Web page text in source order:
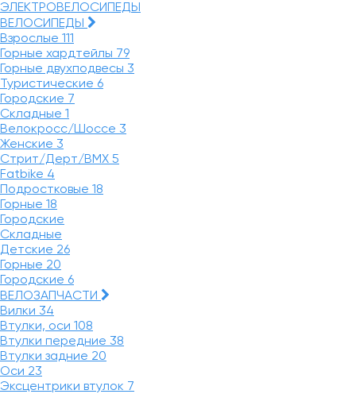
ЭЛЕКТРОВЕЛОСИПЕДЫ
ВЕЛОСИПЕДЫ
Взрослые 111
Горные хардтейлы 79
Горные двухподвесы 3
Туристические 6
Городские 7
Складные 1
Велокросс/Шоссе 3
Женские 3
Стрит/Дерт/BMX 5
Fatbike 4
Подростковые 18
Горные 18
Городские
Складные
Детские 26
Горные 20
Городские 6
ВЕЛОЗАПЧАСТИ
Вилки 34
Втулки, оси 108
Втулки передние 38
Втулки задние 20
Оси 23
Эксцентрики втулок 7